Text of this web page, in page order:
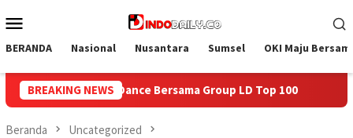
ke
Mobile
BERANDA Nasional Nusantara Sumsel OKI Maju
BREAKING NEWS
LD Top 100 Isi Kemerdekaan dengan Kepedulian,
Beranda Uncategorized